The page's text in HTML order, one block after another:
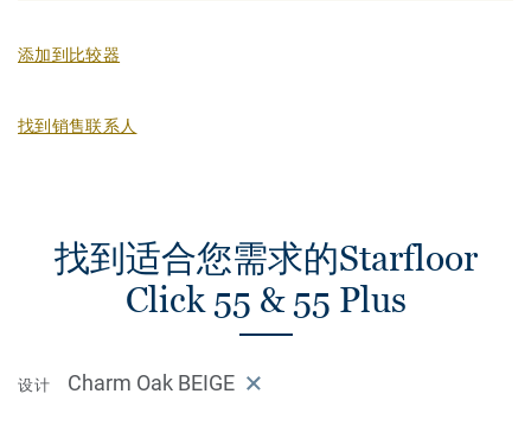
添加到比较器
找到销售联系人
找到适合您需求的Starfloor
Click 55 & 55 Plus
设计 Charm Oak BEIGE